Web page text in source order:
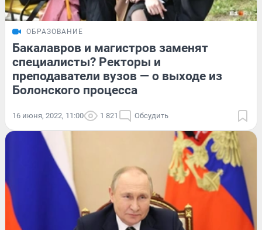
ОБРАЗОВАНИЕ
Бакалавров и магистров заменят
специалисты? Ректоры и
преподаватели вузов — о выходе из
Болонского процесса
16 июня, 2022, 11:00 1 821 Обсудить